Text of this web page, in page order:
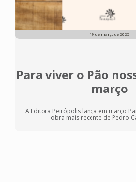
19 de março de 2025
Para viver o Pão
março
A Editora Peirópolis lança em março
obra mais recente de Pedro